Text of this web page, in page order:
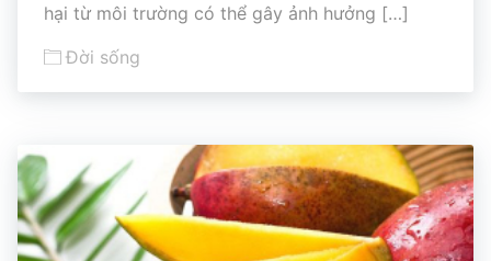
hại từ môi trường có thể gây ảnh hưởng […]
Đời sống